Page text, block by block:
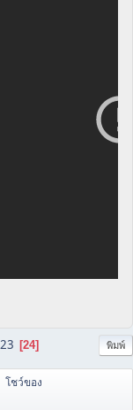
พิมพ์
23 24
โชว์ของ